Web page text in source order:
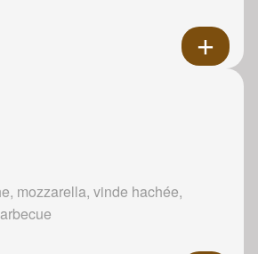
mozzarella, vinde hachée,